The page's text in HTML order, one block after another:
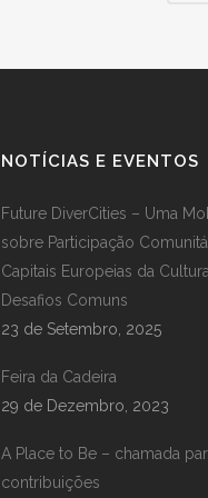
NOTÍCIAS E EVENTOS
Future DiverCities – Uma
sobre Participação
Capitais Europeias da
Desafios Comuns
23 de Setembro, 2025
Feira da Cadeira
29 de Dezembro, 2023
A Place to Be – chamada
contribuições